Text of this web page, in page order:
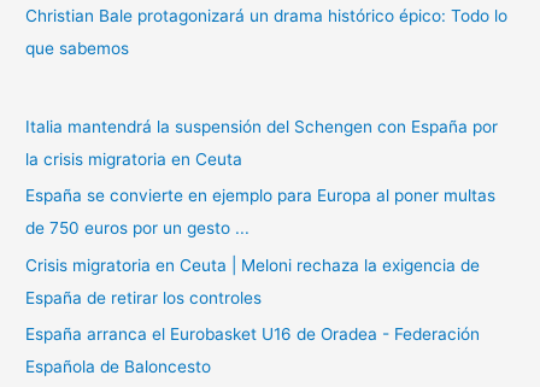
Christian Bale protagonizará un drama histórico épico: Todo lo
que sabemos
Italia mantendrá la suspensión del Schengen con España por
la crisis migratoria en Ceuta
España se convierte en ejemplo para Europa al poner multas
de 750 euros por un gesto ...
Crisis migratoria en Ceuta | Meloni rechaza la exigencia de
España de retirar los controles
España arranca el Eurobasket U16 de Oradea - Federación
Española de Baloncesto